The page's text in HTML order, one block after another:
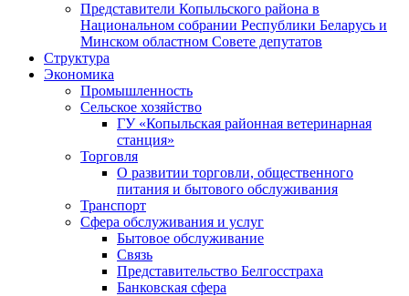
Представители Копыльского района в
Национальном собрании Республики Беларусь и
Минском областном Совете депутатов
Структура
Экономика
Промышленность
Сельское хозяйство
ГУ «Копыльская районная ветеринарная
станция»
Торговля
О развитии торговли, общественного
питания и бытового обслуживания
Транспорт
Сфера обслуживания и услуг
Бытовое обслуживание
Связь
Представительство Белгосстраха
Банковская сфера